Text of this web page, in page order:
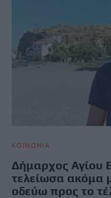
ΚΟΙΝΩΝΙΑ
Δήμαρχος Αγίου
τελείωσα ακόμα
οδεύω προς το